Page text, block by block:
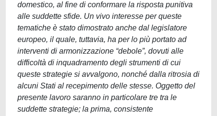
domestico, al fine di conformare la risposta punitiva
alle suddette sfide. Un vivo interesse per queste
tematiche è stato dimostrato anche dal legislatore
europeo, il quale, tuttavia, ha per lo più portato ad
interventi di armonizzazione “debole”, dovuti alle
difficoltà di inquadramento degli strumenti di cui
queste strategie si avvalgono, nonché dalla ritrosia di
alcuni Stati al recepimento delle stesse. Oggetto del
presente lavoro saranno in particolare tre tra le
suddette strategie; la prima, consistente